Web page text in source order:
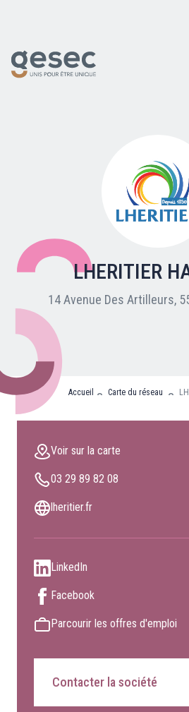
Nos adhérents
Carte du réseau
Nos partenaires
Clients professionnels
LHERITIER
14 Avenue Des Artilleurs,
Accueil Carte du réseau
Voir sur la carte
03 29 89 82 08
lheritier.fr
LinkedIn
Facebook
Parcourir les offres d'emploi
Contacter la société